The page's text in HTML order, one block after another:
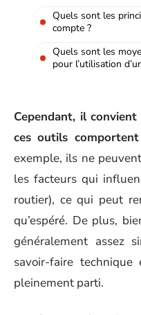
Quels sont les
compte ?
Quels sont les
pour l’utilisation
Cependant, il
ces outils
exemple, ils ne
les facteurs qui
routier), ce qui peut
qu’espéré. De plus,
généralement assez
savoir-faire
pleinement parti.